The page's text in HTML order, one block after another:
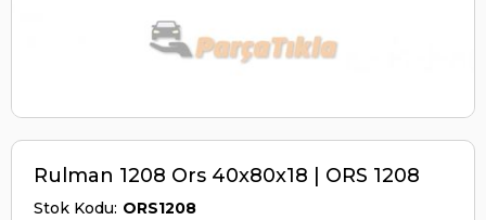
Rulman 1208 Ors 40x80x18 | ORS 1208
Stok Kodu ORS1208